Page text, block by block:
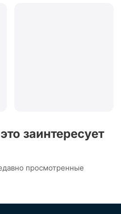
заинтересует
просмотренные